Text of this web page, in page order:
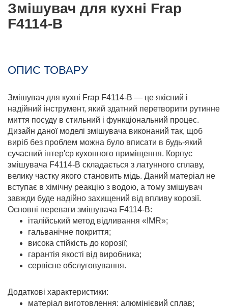
Змішувач для кухні Frap
F4114-В
ОПИС ТОВАРУ
Змішувач для кухні Frap F4114-В — це якісний і
надійний інструмент, який здатний перетворити рутинне
миття посуду в стильний і функціональний процес.
Дизайн даної моделі змішувача виконаний так, щоб
виріб без проблем можна було вписати в будь-який
сучасний інтер'єр кухонного приміщення. Корпус
змішувача F4114-В складається з латунного сплаву,
велику частку якого становить мідь. Даний матеріал не
вступає в хімічну реакцію з водою, а тому змішувач
завжди буде надійно захищений від впливу корозії.
Основні переваги змішувача F4114-В:
італійський метод відливання «IMR»;
гальванічне покриття;
висока стійкість до корозії;
гарантія якості від виробника;
сервісне обслуговування.
Додаткові характеристики:
матеріал виготовлення: алюмінієвий сплав;